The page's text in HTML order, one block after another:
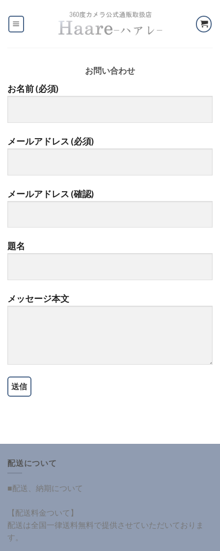
content
お問い合わせ
お名前 (必須)
メールアドレス (必須)
メールアドレス (確認)
題名
メッセージ本文
配送について
■配送、納期について
【配送料金ついて】
配送は全国一律送料無料で提供させていただいておりま
す。